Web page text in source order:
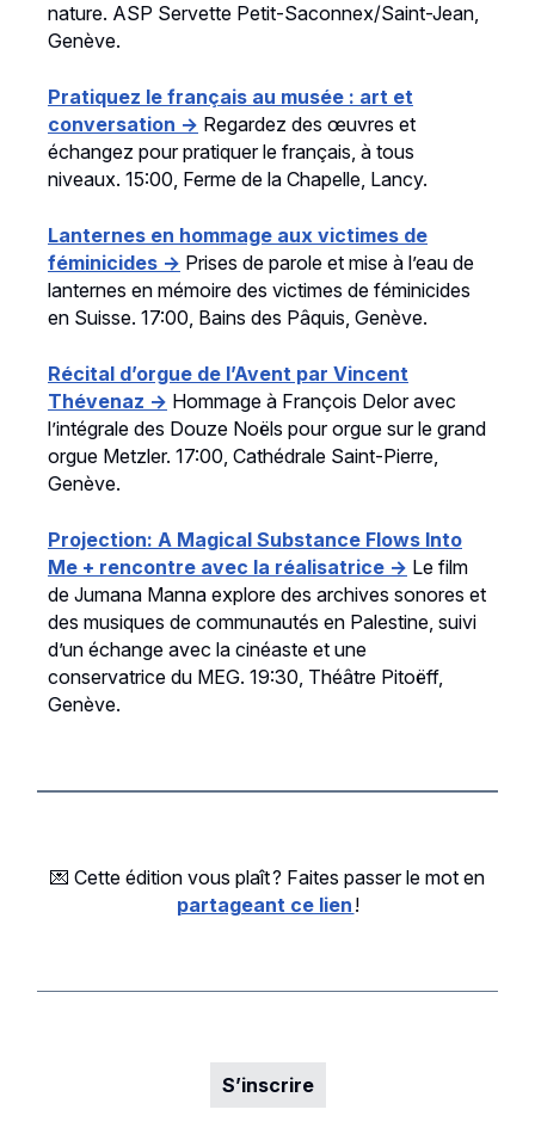
nature. ASP Servette Petit-Saconnex/Saint-Jean,
Genève.
Pratiquez le français au musée : art et
conversation → Regardez des œuvres et
échangez pour pratiquer le français, à tous
niveaux. 15:00, Ferme de la Chapelle, Lancy.
Lanternes en hommage aux victimes de
féminicides → Prises de parole et mise à l’eau de
lanternes en mémoire des victimes de féminicides
en Suisse. 17:00, Bains des Pâquis, Genève.
Récital d’orgue de l’Avent par Vincent
Thévenaz → Hommage à François Delor avec
l’intégrale des Douze Noëls pour orgue sur le grand
orgue Metzler. 17:00, Cathédrale Saint-Pierre,
Genève.
Projection: A Magical Substance Flows Into
Me + rencontre avec la réalisatrice → Le film
de Jumana Manna explore des archives sonores et
des musiques de communautés en Palestine, suivi
d’un échange avec la cinéaste et une
conservatrice du MEG. 19:30, Théâtre Pitoëff,
Genève.
💌 Cette édition vous plaît ? Faites passer le mot en
partageant ce lien !
S’inscrire